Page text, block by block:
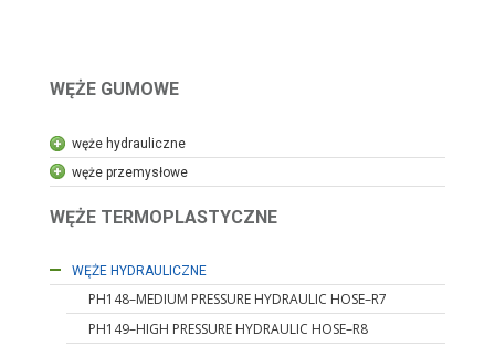
WĘŻE GUMOWE
węże hydrauliczne
węże przemysłowe
WĘŻE TERMOPLASTYCZNE
WĘŻE HYDRAULICZNE
PH148–MEDIUM PRESSURE HYDRAULIC HOSE–R7
PH149–HIGH PRESSURE HYDRAULIC HOSE–R8